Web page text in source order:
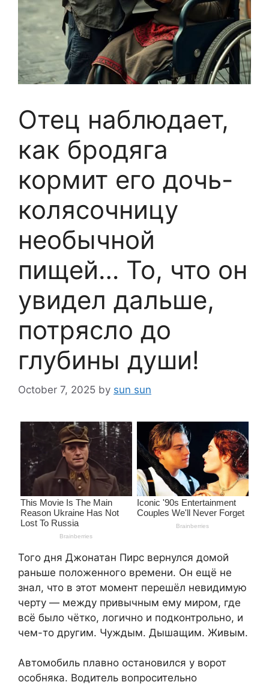
Отец наблюдает,
как бродяга
кормит его дочь-
колясочницу
необычной
пищей… То, что он
увидел дальше,
потрясло до
глубины души!
October 7, 2025 by sun sun
Того дня Джонатан Пирс вернулся домой
раньше положенного времени. Он ещё не
знал, что в этот момент перешёл невидимую
черту — между привычным ему миром, где
всё было чётко, логично и подконтрольно, и
чем-то другим. Чуждым. Дышащим. Живым.
Автомобиль плавно остановился у ворот
особняка. Водитель вопросительно